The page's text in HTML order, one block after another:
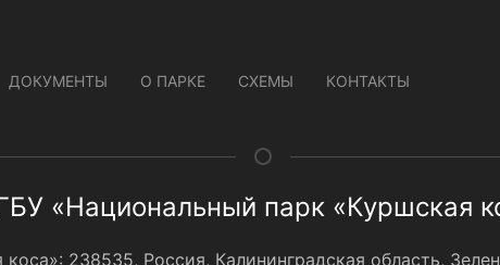
ДОКУМЕНТЫ О ПАРКЕ СХЕМЫ КОНТАКТЫ
«Национальный парк «Куршская
238535, Россия, Калининградская область,